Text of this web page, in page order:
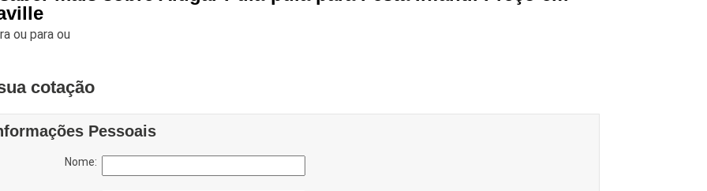
ou paraou
cotação
Pessoais
Nome: